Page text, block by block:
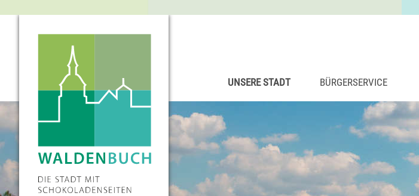
UNSERE STADT BÜRGERSERVICE